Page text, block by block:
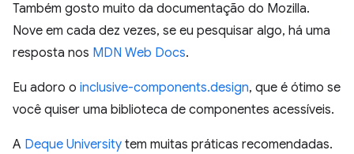
Também gosto muito da documentação do Mozilla.
Nove em cada dez vezes, se eu pesquisar algo, há uma
resposta nos MDN Web Docs.
Eu adoro o inclusive-components.design, que é ótimo se
você quiser uma biblioteca de componentes acessíveis.
A Deque University tem muitas práticas recomendadas.